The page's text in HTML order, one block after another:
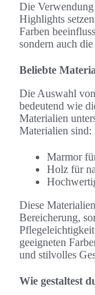
Die
Highlights
Farben
sondern auch
Beliebte
Die Auswahl von
bedeutend wie
Materialien
Materialien sind:
Marmor
Holz für
Diese
Bereicherung,
geeigneten
und stilvolles
Wie gestaltest